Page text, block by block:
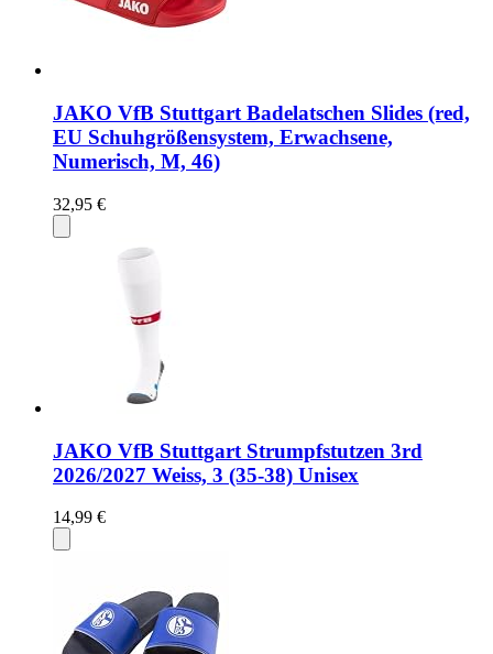
JAKO VfB Stuttgart Badelatschen Slides (red,
EU Schuhgrößensystem, Erwachsene,
Numerisch, M, 46)
32,95 €
JAKO VfB Stuttgart Strumpfstutzen 3rd
2026/2027 Weiss, 3 (35-38) Unisex
14,99 €